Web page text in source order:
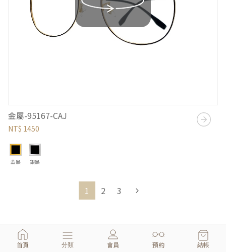
金屬-95167-CAJ
NT$ 1450
金黑 銀黑
1 2 3
首頁 分類 會員 預約 結帳